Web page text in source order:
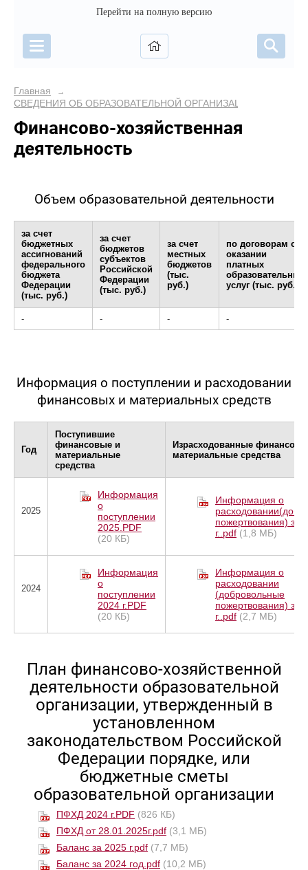
Перейти на полную версию
Главная →
СВЕДЕНИЯ ОБ ОБРАЗОВАТЕЛЬНОЙ ОРГАНИЗАЦИИ
Финансово-хозяйственная
деятельность
Объем образовательной деятельности
за счет
бюджетных
ассигнований
федерального
бюджета
Федерации
(тыс. руб.)
за счет
бюджетов
субъектов
Российской
Федерации
(тыс. руб.)
за счет
местных
бюджетов
(тыс.
руб.)
по договорам об
оказании
платных
образовательных
услуг (тыс. руб.)
- - - -
Информация о поступлении и расходовании
финансовых и материальных средств
Год
Поступившие
финансовые и
материальные
средства
Израсходованные
материальные средства
2025
Информация
о
поступлении
2025.PDF
(20 КБ)
Информация о
пожертвования) за
г..pdf (1,8 МБ)
2024
Информация
о
поступлении
2024 г.PDF
(20 КБ)
Информация о
расходовании
(добровольные
пожертвования) за
г..pdf (2,7 МБ)
План финансово-хозяйственной
деятельности образовательной
организации, утвержденный в
установленном
законодательством Российской
Федерации порядке, или
бюджетные сметы
образовательной организации
ПФХД 2024 г.PDF (826 КБ)
ПФХД от 28.01.2025г.pdf (3,1 МБ)
Баланс за 2025 г.pdf (7,7 МБ)
Баланс за 2024 год.pdf (10,2 МБ)